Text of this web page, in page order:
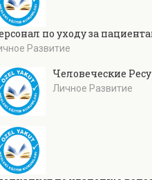
по уходу за
Развитие
Человеческие
Личное Развитие